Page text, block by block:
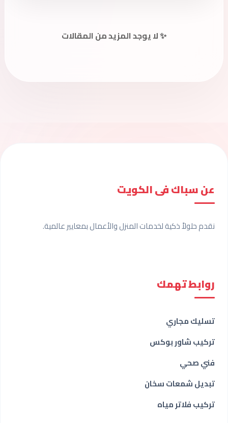
✨ لا يوجد المزيد من المقالات
عن سباك فى الكويت
نقدم حلولاً ذكية لخدمات المنزل والأعمال بمعايير عالمية.
روابط تهمك
تسليك مجاري
تركيب شاور بوكس
فني صحي
تبديل شمعات سخان
تركيب فلاتر مياه